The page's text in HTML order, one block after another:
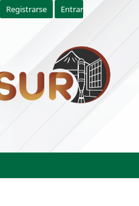
Registrarse Entrar